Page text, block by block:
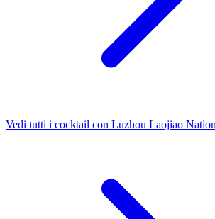
Vedi tutti i cocktail con Luzhou Laojiao